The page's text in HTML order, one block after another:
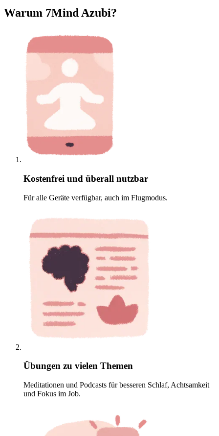
Warum 7Mind Azubi?
Kostenfrei und überall nutzbar
Für alle Geräte verfügbar, auch im Flugmodus.
Übungen zu vielen Themen
Meditationen und Podcasts für besseren Schlaf, Achtsamkeit
und Fokus im Job.